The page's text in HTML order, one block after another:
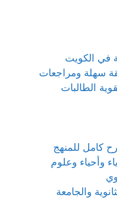
في الكويت
سهلة ومراجعات
الطالبات
كامل للمنهج
وأحياء وعلوم
والجامعة